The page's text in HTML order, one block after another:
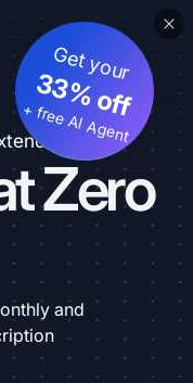
Zero
Get your
33% off
+ free AI Agent
and